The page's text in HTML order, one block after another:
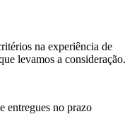
na experiência de
levamos a consideração.
entregues no prazo